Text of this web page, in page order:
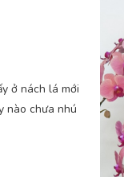
ở nách lá mới
nào chưa nhú